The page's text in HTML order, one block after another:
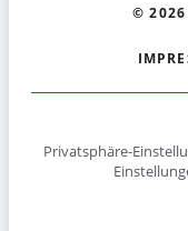
© 2026
Privatsphäre-